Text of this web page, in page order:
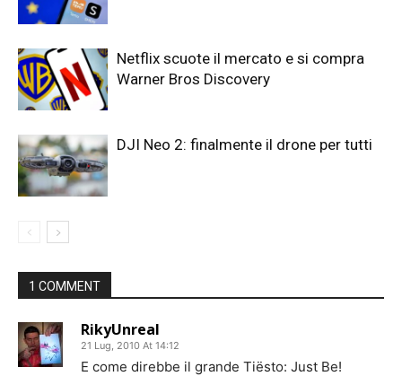
Netflix scuote il mercato e si compra
Warner Bros Discovery
DJI Neo 2: finalmente il drone per tutti
1 COMMENT
RikyUnreal
21 Lug, 2010 At 14:12
E come direbbe il grande Tiësto: Just Be!